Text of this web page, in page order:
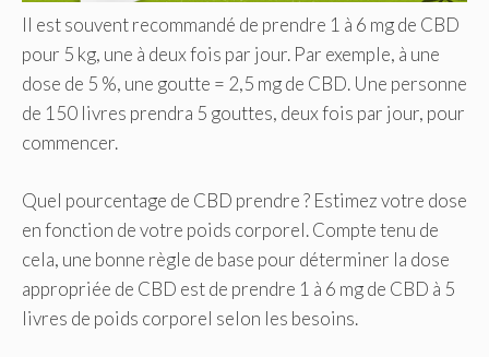
Il est souvent recommandé de prendre 1 à 6 mg de CBD
pour 5 kg, une à deux fois par jour. Par exemple, à une
dose de 5 %, une goutte = 2,5 mg de CBD. Une personne
de 150 livres prendra 5 gouttes, deux fois par jour, pour
commencer.
Quel pourcentage de CBD prendre ? Estimez votre dose
en fonction de votre poids corporel. Compte tenu de
cela, une bonne règle de base pour déterminer la dose
appropriée de CBD est de prendre 1 à 6 mg de CBD à 5
livres de poids corporel selon les besoins.